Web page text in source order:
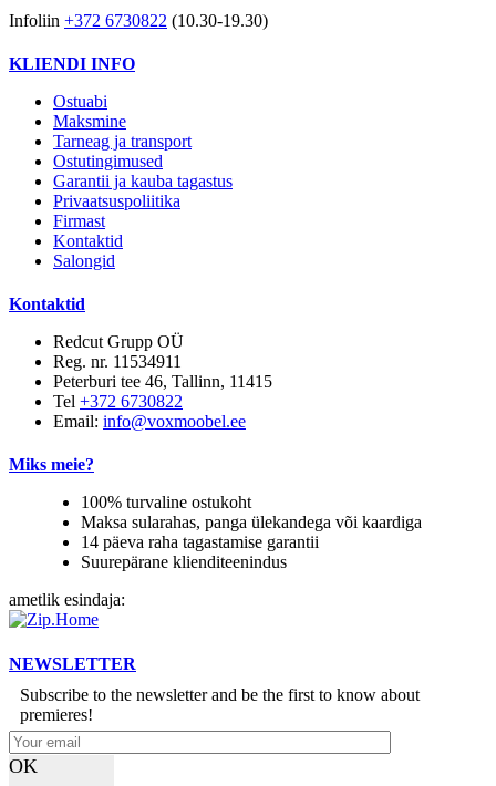
Infoliin +372 6730822 (10.30-19.30)
KLIENDI INFO
Ostuabi
Maksmine
Tarneag ja transport
Ostutingimused
Garantii ja kauba tagastus
Privaatsuspoliitika
Firmast
Kontaktid
Salongid
Kontaktid
Redcut Grupp OÜ
Reg. nr. 11534911
Peterburi tee 46, Tallinn, 11415
Tel +372 6730822
Email: info@voxmoobel.ee
Miks meie?
100% turvaline ostukoht
Maksa sularahas, panga ülekandega või kaardiga
14 päeva raha tagastamise garantii
Suurepärane klienditeenindus
ametlik esindaja:
NEWSLETTER
Subscribe to the newsletter and be the first to know about
premieres!
OK